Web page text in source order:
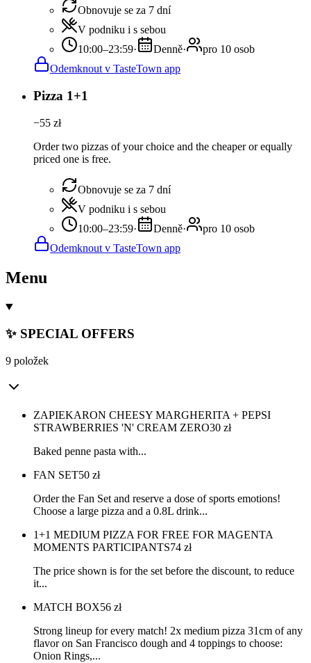
Obnovuje se za 7 dní
V podniku i s sebou
10:00–23:59· Denně·
pro 10 osob
Odemknout v TasteTown app
Pizza 1+1
−55 zł
Order two pizzas of your choice and the cheaper or equally
priced one is free.
Obnovuje se za 7 dní
V podniku i s sebou
10:00–23:59· Denně·
pro 10 osob
Odemknout v TasteTown app
Menu
✨ SPECIAL OFFERS
9 položek
ZAPIEKARON CHEESY MARGHERITA + PEPSI
STRAWBERRIES 'N' CREAM ZERO30 zł
Baked penne pasta with...
FAN SET50 zł
Order the Fan Set and reserve a dose of sports emotions!
Choose a large pizza and a 0.8L drink...
1+1 MEDIUM PIZZA FOR FREE FOR MAGENTA
MOMENTS PARTICIPANTS74 zł
The price shown is for the set before the discount, to reduce
it...
MATCH BOX56 zł
Strong lineup for every match! 2x medium pizza 31cm of any
flavor on San Francisco dough and 4 toppings to choose:
Onion Rings,...